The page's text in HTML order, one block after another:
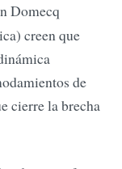
Domecq
creen que
de
cierre la brecha